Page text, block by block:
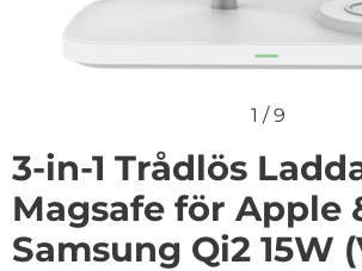
1 /9
3-in-1 Trådlös
Magsafe för Apple
Samsung Qi2 15W